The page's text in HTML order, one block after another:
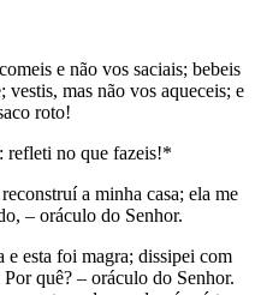
e não vos saciais; bebeis
vestis, mas não vos aqueceis; e
roto!
refleti no que fazeis!*
a minha casa; ela me
– oráculo do Senhor.
e esta foi magra; dissipei com
quê? – oráculo do Senhor.